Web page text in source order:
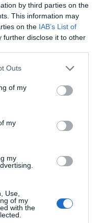
by third parties on the
This information may
on the IAB’s List of
further disclose it to other
Outs
of my
my
my
Use,
of my
with the
una
for Tomorrow
y veganes que
una cosa
hasta ahora",
está entrando
reduciendo
carne y buscan
saludables